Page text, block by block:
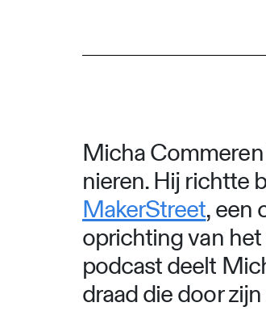
Micha
nieren. Hij richtte
MakerStreet, een
oprichting van
podcast deelt
draad die door